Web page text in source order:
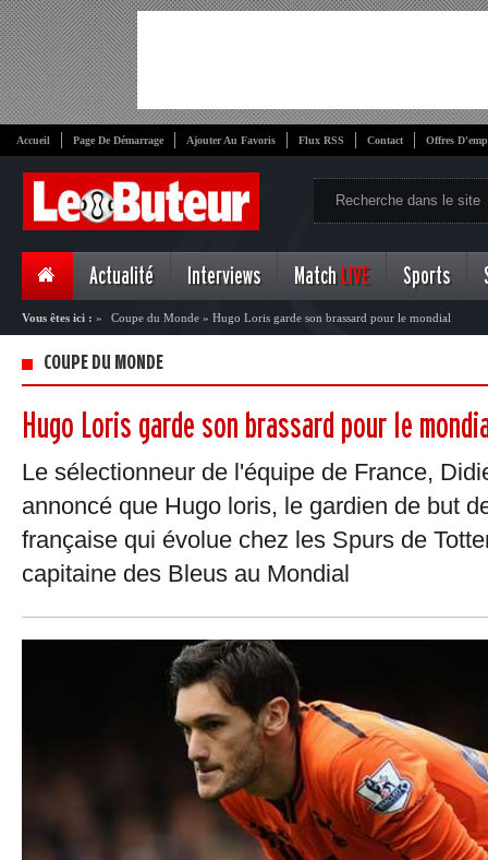
Accueil Page De Démarrage Ajouter Au Favoris Flux RSS Contact Offres
Actualité Interviews Match LIVE Sports
Vous êtes ici : » Coupe du Monde » Hugo Loris garde son brassard pour le mondial
COUPE DU MONDE
Hugo Loris garde son brassard pour le
Le sélectionneur de l'équipe de France,
annoncé que Hugo loris, le gardien de but
française qui évolue chez les Spurs de
capitaine des Bleus au Mondial